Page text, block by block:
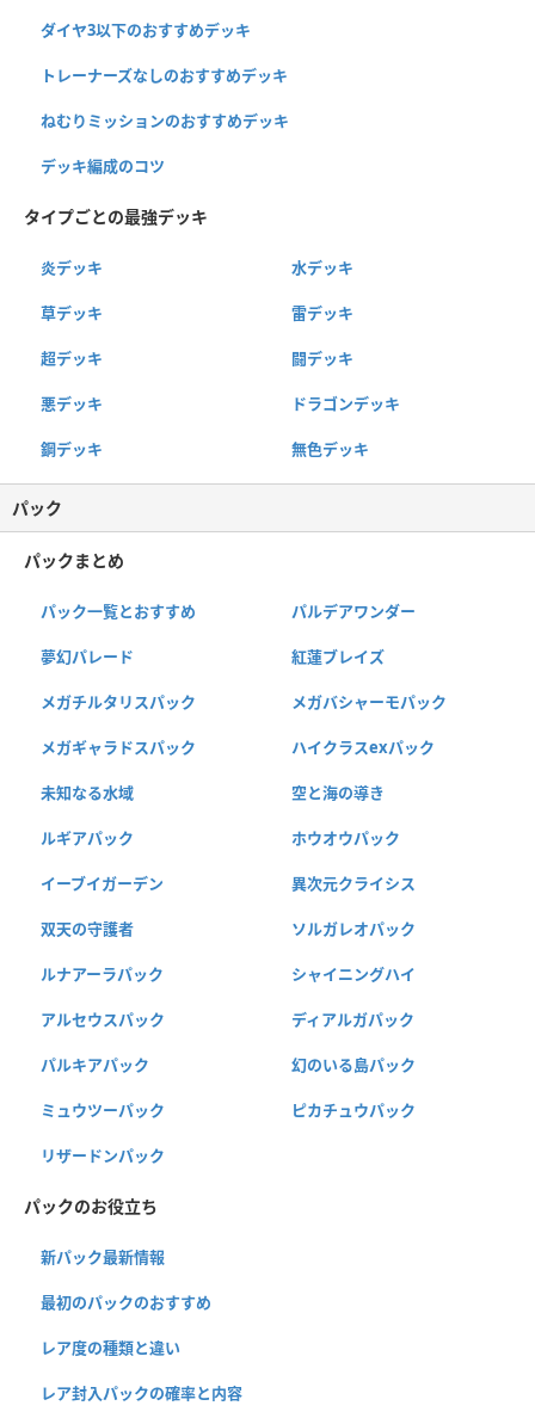
ダイヤ3以下のおすすめデッキ
トレーナーズなしのおすすめデッキ
ねむりミッションのおすすめデッキ
デッキ編成のコツ
タイプごとの最強デッキ
炎デッキ 水デッキ
草デッキ 雷デッキ
超デッキ 闘デッキ
悪デッキ ドラゴンデッキ
鋼デッキ 無色デッキ
パック
パックまとめ
パック一覧とおすすめ パルデアワンダー
夢幻パレード 紅蓮ブレイズ
メガチルタリスパック メガバシャーモパック
メガギャラドスパック ハイクラスexパック
未知なる水域 空と海の導き
ルギアパック ホウオウパック
イーブイガーデン 異次元クライシス
双天の守護者 ソルガレオパック
ルナアーラパック シャイニングハイ
アルセウスパック ディアルガパック
パルキアパック 幻のいる島パック
ミュウツーパック ピカチュウパック
リザードンパック
パックのお役立ち
新パック最新情報
最初のパックのおすすめ
レア度の種類と違い
レア封入パックの確率と内容